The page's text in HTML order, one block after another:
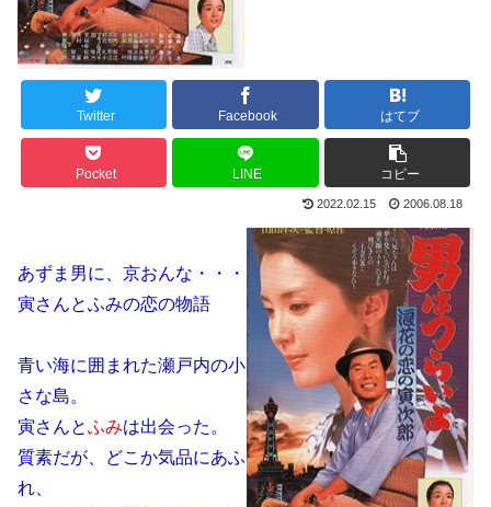
Twitter Facebook はてブ
Pocket LINE コピー
2022.02.15 2006.08.18
あずま男に、京おんな・・・
寅さんとふみの恋の物語
青い海に囲まれた瀬戸内の小
さな島。
寅さんとふみは出会った。
質素だが、どこか気品にあふ
れ、